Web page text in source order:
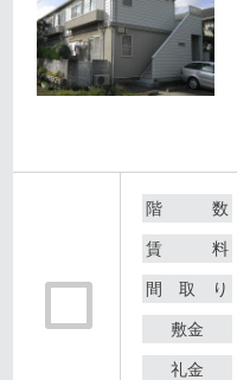
階 数
賃 料
間 取 り
敷金
礼金